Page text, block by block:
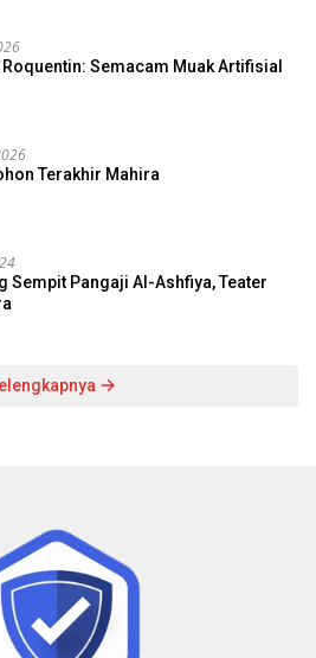
Semacam Muak Artifisial
Terakhir Mahira
Sempit Pangaji Al-Ashfiya, Teater